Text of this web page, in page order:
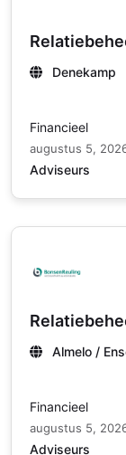
Denekamp
Financieel
augustus 5,
Adviseurs
Almelo /
Financieel
augustus 5,
Adviseurs